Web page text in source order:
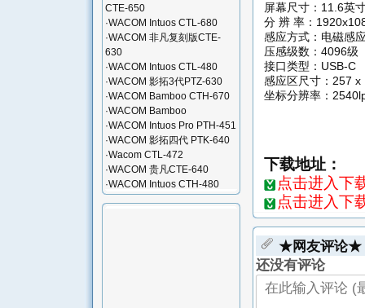
屏幕尺寸：11.6英
分 辨 率：
感应方式：电磁感
压感级数：4096级
接口类型：USB-C
感应区尺寸：257 x
坐标分辨率：
下载地址：
点击进入下
点击进入下
★网友评论★
还没有评论
CTE-650
·WACOM Intuos CTL-680
·WACOM 非凡复刻版CTE-
630
·WACOM Intuos CTL-480
·WACOM 影拓3代PTZ-630
·WACOM Bamboo CTH-670
·WACOM Bamboo
·WACOM Intuos Pro PTH-451
·WACOM 影拓四代 PTK-640
·Wacom CTL-472
·WACOM 贵凡CTE-640
·WACOM Intuos CTH-480